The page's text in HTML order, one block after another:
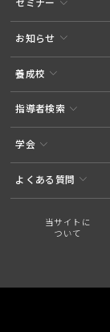
セミナー
お知らせ
養成校
指導者検索
学会
よくある質問
当サイトに
ついて